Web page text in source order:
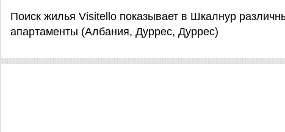
Поиск жилья Visitello показывает в Шкалнур
апартаменты (Албания, Дуррес, Дуррес)